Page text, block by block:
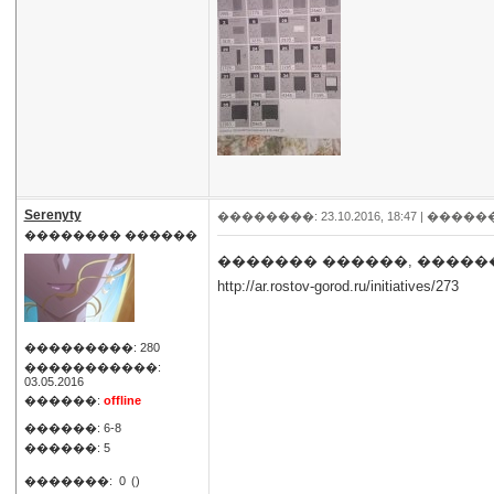
Serenyty
�������� ������
���������: 280
�����������:
03.05.2016
������: offline
������: 6-8
������: 5
�������: 0 ()
��������: 23.10.2016, 18:47 |
������� ������,
http://ar.rostov-gorod.ru/initiatives/273